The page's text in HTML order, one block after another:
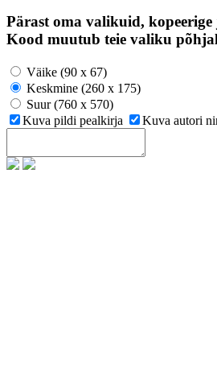
Pärast oma valikuid,
Kood muutub teie valiku
Väike (90 x 67)
Keskmine (260 x 175)
Suur (760 x 570)
Kuva pildi pealkirja
Kuva autori